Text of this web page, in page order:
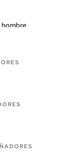
hombre
pensando en
que
estival junto
más
ti.
en INSIDE